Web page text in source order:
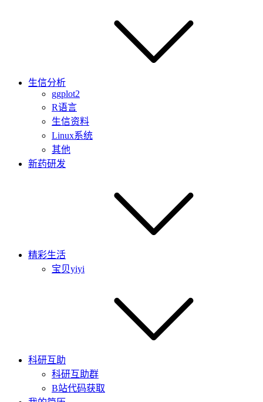
生信分析
ggplot2
R语言
生信资料
Linux系统
其他
新药研发
精彩生活
宝贝yiyi
科研互助
科研互助群
B站代码获取